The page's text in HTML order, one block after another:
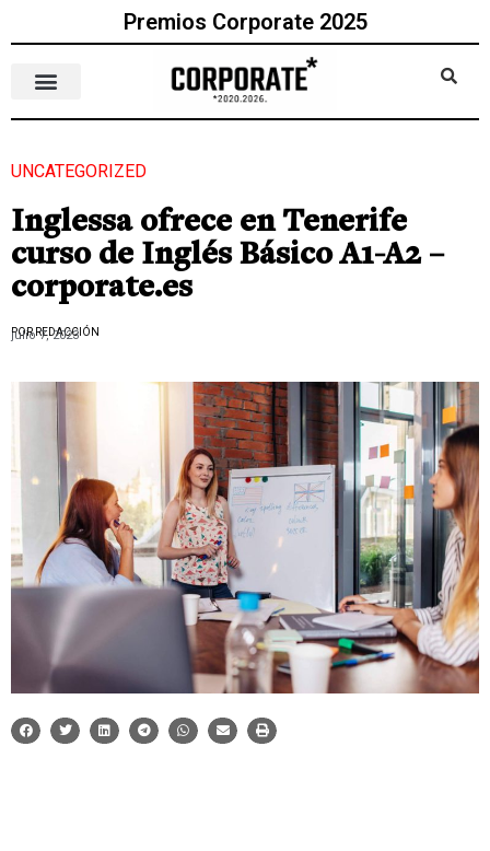
Premios Corporate 2025
UNCATEGORIZED
Inglessa ofrece en Tenerife
curso de Inglés Básico A1-A2 –
corporate.es
POR REDACCIÓN
julio 7, 2023